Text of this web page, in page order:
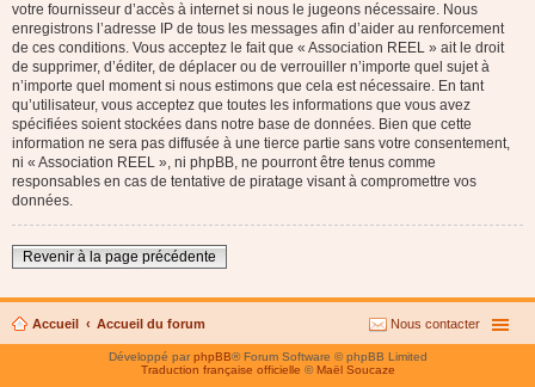
votre fournisseur d’accès à internet si nous le jugeons nécessaire. Nous
enregistrons l’adresse IP de tous les messages afin d’aider au renforcement
de ces conditions. Vous acceptez le fait que « Association REEL » ait le droit
de supprimer, d’éditer, de déplacer ou de verrouiller n’importe quel sujet à
n’importe quel moment si nous estimons que cela est nécessaire. En tant
qu’utilisateur, vous acceptez que toutes les informations que vous avez
spécifiées soient stockées dans notre base de données. Bien que cette
information ne sera pas diffusée à une tierce partie sans votre consentement,
ni « Association REEL », ni phpBB, ne pourront être tenus comme
responsables en cas de tentative de piratage visant à compromettre vos
données.
Revenir à la page précédente
Accueil Accueil du forum Nous contacter
Développé parphpBB® Forum Software © phpBB Limited
Traduction française officielle © Maël Soucaze